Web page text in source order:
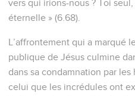
vers qui irions-nous ? Toi
éternelle » (6.68).
L’affrontement qui a marqué
publique de Jésus culmine
dans sa condamnation par les
celui que les incrédules ont